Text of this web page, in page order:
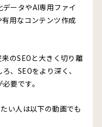
ータやAI専用ファイ
用なコンテンツ作成
のSEOと大きく切り離
、SEOをより深く、
要です。
い人は以下の動画でも